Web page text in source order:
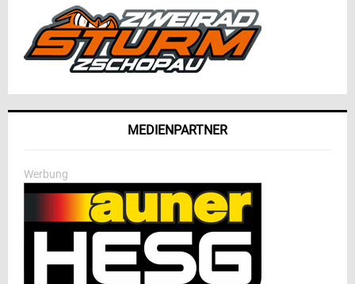
MEDIENPARTNER
Werbung